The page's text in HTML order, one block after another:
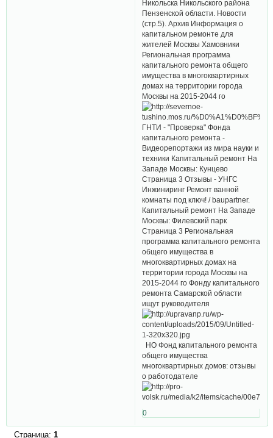
Никольска Никольского района
Пензенской области. Новости
(стр.5). Архив Информация о
капитальном ремонте для
жителей Москвы Хамовники
Региональная программа
капитального ремонта общего
имущества в многоквартирных
домах на территории города
Москвы на 2015-2044 го
ГНТИ - "Проверка" Фонда
капитального ремонта -
Видеорепортажи из мира науки и
техники Капитальный ремонт На
Западе Москвы: Кунцево
Страница 3 Отзывы - УНГС
Инжиниринг Ремонт ванной
комнаты под ключ! / baupartner.
Капитальный ремонт На Западе
Москвы: Филевский парк
Страница 3 Региональная
программа капитального ремонта
общего имущества в
многоквартирных домах на
территории города Москвы на
2015-2044 го Фонду капитального
ремонта Самарской области
ищут руководителя
НО Фонд капитального ремонта
общего имущества
многоквартирных домов: отзывы
о работодателе
0
Страница: 1